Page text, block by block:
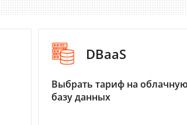
DBaaS
Выбрать тариф на
базу данных